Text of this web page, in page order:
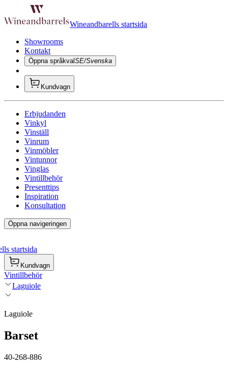
Wineandbarells startsida
Showrooms
Kontakt
Öppna språkvalSE/Svenska
Kundvagn
Erbjudanden
Vinkyl
Vinställ
Vinrum
Vinmöbler
Vintunnor
Vinglas
Vintillbehör
Presenttips
Inspiration
Konsultation
Öppna navigeringen
startsida
Kundvagn
Vintillbehör
Laguiole
Laguiole
Barset
40-268-886